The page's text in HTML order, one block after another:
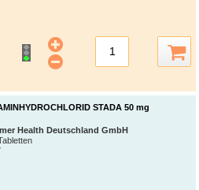
STADA 50 mg
Health Deutschland GmbH